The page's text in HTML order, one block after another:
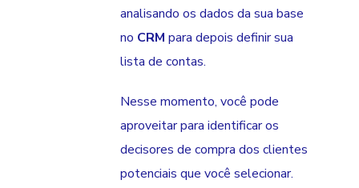
analisando os dados da sua base
no CRM para depois definir sua
lista de contas.
Nesse momento, você pode
aproveitar para identificar os
decisores de compra dos clientes
potenciais que você selecionar.